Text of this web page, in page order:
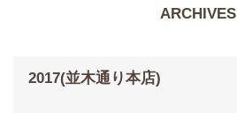
ARCHIVES
2017(並木通り本店)